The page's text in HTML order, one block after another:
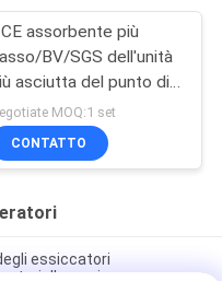
assorbente più
BV/SGS dell'unità
asciutta del punto di
di alta efficienza
ha approvato
MOQ:1 set
CONTATTO
essiccatori
d'energia